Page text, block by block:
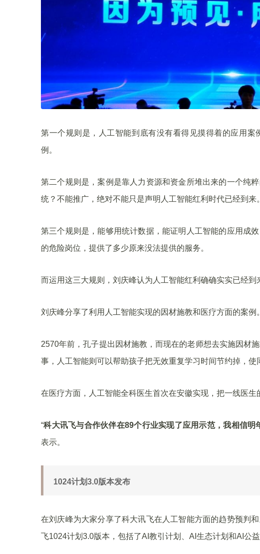
第一个规则是，人工智能到底有没有看得见摸得着的应用
例。
第二个规则是，案例是靠人力资源和资金所堆出来的一个纯
统？不能推广，绝对不能只是声明人工智能红利时代已经到来。
第三个规则是，能够用统计数据，能证明人工智能的应用成
的危险岗位，提供了多少原来没法提供的服务。
而运用这三大规则，刘庆峰认为人工智能红利确确实实已经到
刘庆峰分享了利用人工智能实现的因材施教和医疗方面的案例。
2570年前，孔子提出因材施教，而现在的老师想去实施因材
事，人工智能则可以帮助孩子把无效重复学习时间节约掉，使
在医疗方面，人工智能全科医生首次在安徽实现，把一线医生
“科大讯飞与合作伙伴在89个行业实现了应用示范，我相信
表示。
1024计划3.0版本发布
在刘庆峰为大家分享了科大讯飞在人工智能方面的趋势预判
飞1024计划3.0版本，包括了AI教引计划、AI生态计划和AI公益